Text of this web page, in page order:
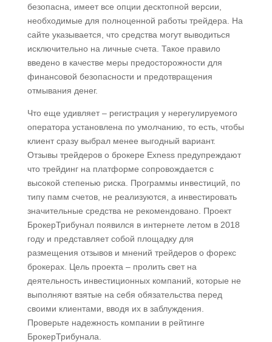
безопасна, имеет все опции десктопной версии,
необходимые для полноценной работы трейдера. На
сайте указывается, что средства могут выводиться
исключительно на личные счета. Такое правило
введено в качестве меры предосторожности для
финансовой безопасности и предотвращения
отмывания денег.
Что еще удивляет – регистрация у нерегулируемого
оператора установлена по умолчанию, то есть, чтобы
клиент сразу выбрал менее выгодный вариант.
Отзывы трейдеров о брокере Exness предупреждают
что трейдинг на платформе сопровождается с
высокой степенью риска. Программы инвестиций, по
типу памм счетов, не реализуются, а инвестировать
значительные средства не рекомендовано. Проект
БрокерТрибунал появился в интернете летом в 2018
году и представляет собой площадку для
размещения отзывов и мнений трейдеров о форекс
брокерах. Цель проекта – пролить свет на
деятельность инвестиционных компаний, которые не
выполняют взятые на себя обязательства перед
своими клиентами, вводя их в заблуждения.
Проверьте надежность компании в рейтинге
БрокерТрибунала.